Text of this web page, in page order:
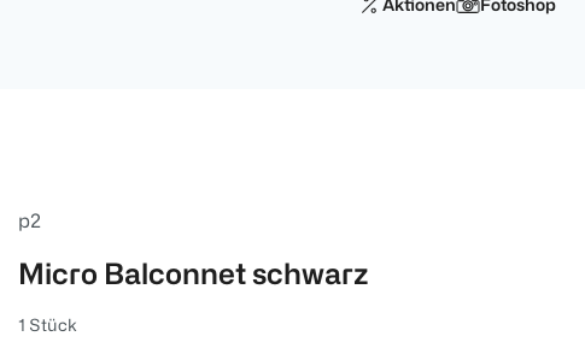
Aktionen Fotoshop
p2
Micro Balconnet schwarz
1 Stück